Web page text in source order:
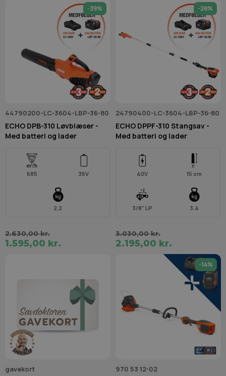
-39%
44790200-LC-3604-LBP-36-80
ECHO DPB-310 Løvblæser -
Med batteri og lader
685 36V
2,2
2.630,00 kr.
1.595,00 kr.
-28%
24790400-LC-3604-LBP-36-80
ECHO DPPF-310 Stangsav -
Med batteri og lader
40V 15 cm
3/8" LP 3.4
3.030,00 kr.
2.195,00 kr.
gavekort
-14%
970 53 12-02